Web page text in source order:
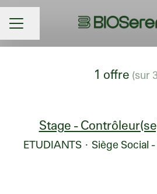
MENU CARRIÈRE
Partager la page
1 offre (sur
Stage -
ETUDIANTS · Siège Social